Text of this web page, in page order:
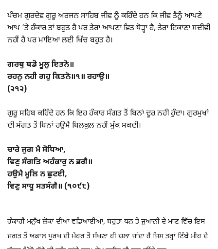
ਪੰਚਮ ਗੁਰਦੇਵ ਗੁਰੂ ਅਰਜਨ ਸਾਹਿਬ ਜੀਵ ਨੂੰ ਕਹਿੰਦੇ ਹਨ ਕਿ ਜੀਵ ਤੈਨੂੰ ਆਪਣੇ
ਆਪ ’ਤੇ ਹੰਕਾਰ ਤਾਂ ਬਹੁਤ ਹੈ ਪਰ ਤੇਰਾ ਆਪਣਾ ਵਿਤ ਥੋੜ੍ਹਾ ਹੈ, ਤੇਰਾ ਟਿਕਾਣਾ ਸਦੀਵੀ
ਨਹੀਂ ਹੈ ਪਰ ਮਾਇਆ ਲਈ ਖਿੱਚ ਬਹੁਤ ਹੈ।
ਗਰਬੁ ਬਡੋ ਮੂਲੁ ਇਤਨੋ॥
ਰਹਨੁ ਨਹੀ ਗਹੁ ਕਿਤਨੋ॥੧॥ ਰਹਾਉ॥
(੨੧੨)
ਗੁਰੂ ਸਹਿਬ ਕਹਿੰਦੇ ਹਨ ਕਿ ਇਹ ਹੰਕਾਰ ਸੰਗਤ ਤੋਂ ਬਿਨਾਂ ਦੂਰ ਨਹੀ ਹੁੰਦਾ। ਗੁਰਮੁਖਾਂ
ਦੀ ਸੰਗਤ ਤੋਂ ਬਿਨਾਂ ਹਉਮੈ ਬਿਲਕੁਲ ਨਹੀਂ ਮੁੱਕ ਸਕਦੀ।
ਚਾਰੇ ਜੁਗ ਮੈ ਸੋਧਿਆ,
ਵਿਣੁ ਸੰਗਤਿ ਅਹੰਕਾਰੁ ਨ ਭਗੈ॥
ਹਉਮੈ ਮੂਲਿ ਨ ਛੁਟਈ,
ਵਿਣੁ ਸਾਧੂ ਸਤਸੰਗੈ॥ (੧੦੯੮)
ਹੰਕਾਰੀ ਮਨੁੱਖ ਲੋਕਾਂ ਦੀਆਂ ਵਡਿਆਈਆਂ, ਬਹੁਤਾ ਧਨ ਤੇ ਜੁਆਨੀ ਦੇ ਮਾਣ ਵਿੱਚ ਇਸ
ਜਗਤ ਤੋਂ ਅਕਾਲ ਪੁਰਖ ਦੀ ਮੇਹਰ ਤੋਂ ਸੱਖਣਾ ਹੀ ਚਲਾ ਜਾਂਦਾ ਹੈ ਜਿਸ ਤਰ੍ਹਾਂ ਟਿੱਬੇ ਮੀਹ ਦੇ